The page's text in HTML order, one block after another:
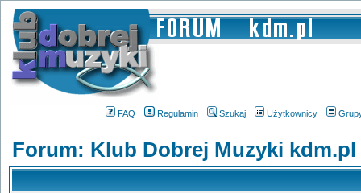
FAQ Regulamin Szukaj Użytkownicy
Forum: Klub Dobrej Muzyki kdm.pl